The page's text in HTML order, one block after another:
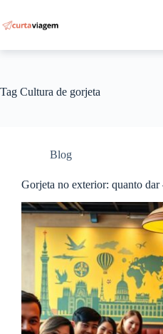
para
o
Tag Cultura de gorjeta
Blog
Gorjeta no exterior: quanto